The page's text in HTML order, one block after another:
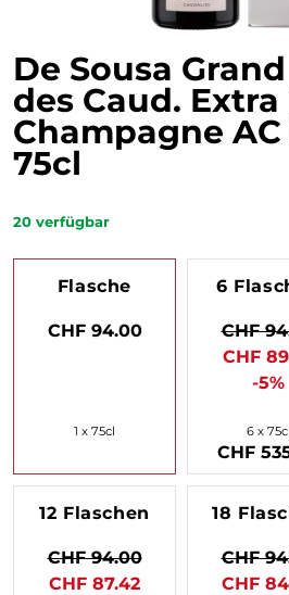
De Sousa
des Caud.
Champagne AC
75cl
20 verfügbar
Flasche
CHF 94.00
1 x 75cl
6
CHF
CHF
-5%
6 x 75cl
CHF
12 Flaschen
CHF 94.00
CHF 87.42
18
CHF
CHF